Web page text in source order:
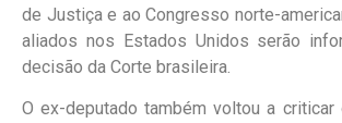
de Justiça e ao Congresso norte-
aliados nos Estados Unidos serão
decisão da Corte brasileira.
O ex-deputado também voltou a criticar